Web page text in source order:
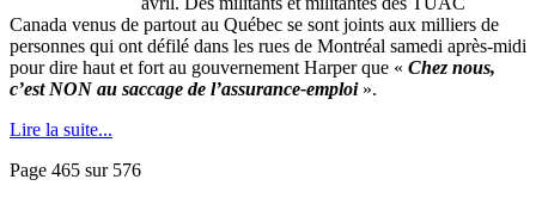
Canada venus de partout au Québec se sont joints aux milliers de
personnes qui ont défilé dans les rues de Montréal samedi après-midi
pour dire haut et fort au gouvernement Harper que « Chez nous,
c’est NON au saccage de l’assurance-emploi».
Lire la suite...
Page 465 sur 576